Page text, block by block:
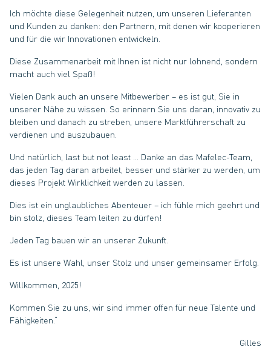
Ich möchte diese Gelegenheit nutzen, um unseren Lieferanten
und Kunden zu danken: den Partnern, mit denen wir kooperieren
und für die wir Innovationen entwickeln.
Diese Zusammenarbeit mit Ihnen ist nicht nur lohnend, sondern
macht auch viel Spaß!
Vielen Dank auch an unsere Mitbewerber – es ist gut, Sie in
unserer Nähe zu wissen. So erinnern Sie uns daran, innovativ zu
bleiben und danach zu streben, unsere Marktführerschaft zu
verdienen und auszubauen.
Und natürlich, last but not least … Danke an das Mafelec-Team,
das jeden Tag daran arbeitet, besser und stärker zu werden, um
dieses Projekt Wirklichkeit werden zu lassen.
Dies ist ein unglaubliches Abenteuer – ich fühle mich geehrt und
bin stolz, dieses Team leiten zu dürfen!
Jeden Tag bauen wir an unserer Zukunft.
Es ist unsere Wahl, unser Stolz und unser gemeinsamer Erfolg.
Willkommen, 2025!
Kommen Sie zu uns, wir sind immer offen für neue Talente und
Fähigkeiten.“
Gilles